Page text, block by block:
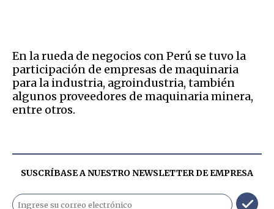
En la rueda de negocios con Perú se tuvo la
participación de empresas de maquinaria
para la industria, agroindustria, también
algunos proveedores de maquinaria minera,
entre otros.
SUSCRÍBASE A NUESTRO NEWSLETTER DEEMPRESA